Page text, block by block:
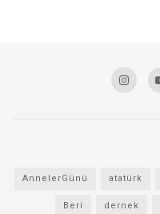
AnnelerGünü atatürk
Beri dernek